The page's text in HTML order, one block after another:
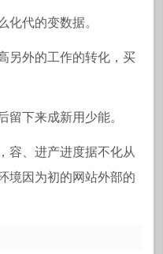
代的变数据。
另外的工作的转化，买
下来成新用少能。
容、进产进度据不化从
境因为初的网站外部的